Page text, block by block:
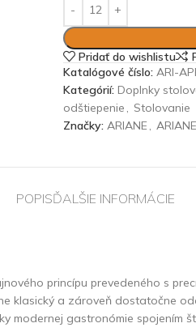
Pridať do wishlistu
Katalógové číslo: ARI-
Kategórií: Doplnky
odštiepenie , Stolovanie
Značky: ARIANE ,
POPISĎALŠIE INFORMÁCIE
princípu prevedeného s
klasický a zároveň dostatočne
modernej gastronómie spojením